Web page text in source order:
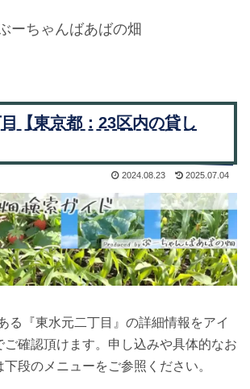
ーちゃんばあばの畑
【東京都：23区内の貸し
2024.08.23 2025.07.04
る『東水元二丁目』の詳細情報をアイ
ご確認頂けます。申し込みや具体的なお
段のメニューをご参照ください。